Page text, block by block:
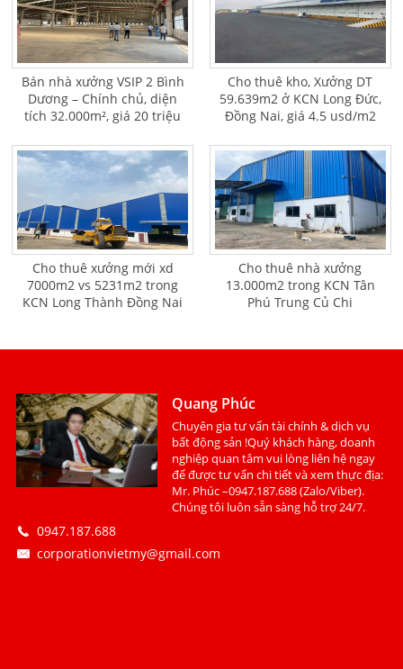
Bán nhà xưởng VSIP 2 Bình
Dương – Chính chủ, diện
tích 32.000m², giá 20 triệu
Cho thuê kho, Xưởng DT
59.639m2 ở KCN Long Đức,
Đồng Nai, giá 4.5 usd/m2
Cho thuê xưởng mới xd
7000m2 vs 5231m2 trong
KCN Long Thành Đồng Nai
Cho thuê nhà xưởng
13.000m2 trong KCN Tân
Phú Trung Củ Chi
Quang Phúc
Chuyên gia tư vấn tài chính & dịch vụ
bất động sản !Quý khách hàng, doanh
nghiệp quan tâm vui lòng liên hệ ngay
để được tư vấn chi tiết và xem thực địa:
Mr. Phúc –0947.187.688 (Zalo/Viber).
Chúng tôi luôn sẵn sàng hỗ trợ 24/7.
0947.187.688
corporationvietmy@gmail.com